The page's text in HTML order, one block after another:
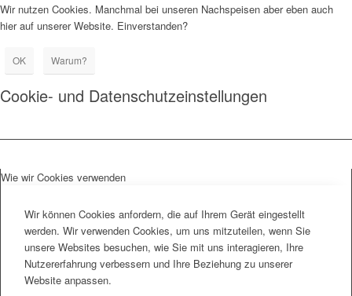
Wir nutzen Cookies. Manchmal bei unseren Nachspeisen aber eben auch
hier auf unserer Website. Einverstanden?
OK Warum?
Cookie- und Datenschutzeinstellungen
Wie wir Cookies verwenden
Wir können Cookies anfordern, die auf Ihrem Gerät eingestellt
werden. Wir verwenden Cookies, um uns mitzuteilen, wenn Sie
unsere Websites besuchen, wie Sie mit uns interagieren, Ihre
Nutzererfahrung verbessern und Ihre Beziehung zu unserer
Website anpassen.